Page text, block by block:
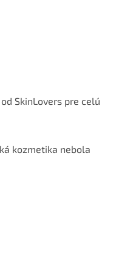
SkinLovers pre celú
kozmetika nebola